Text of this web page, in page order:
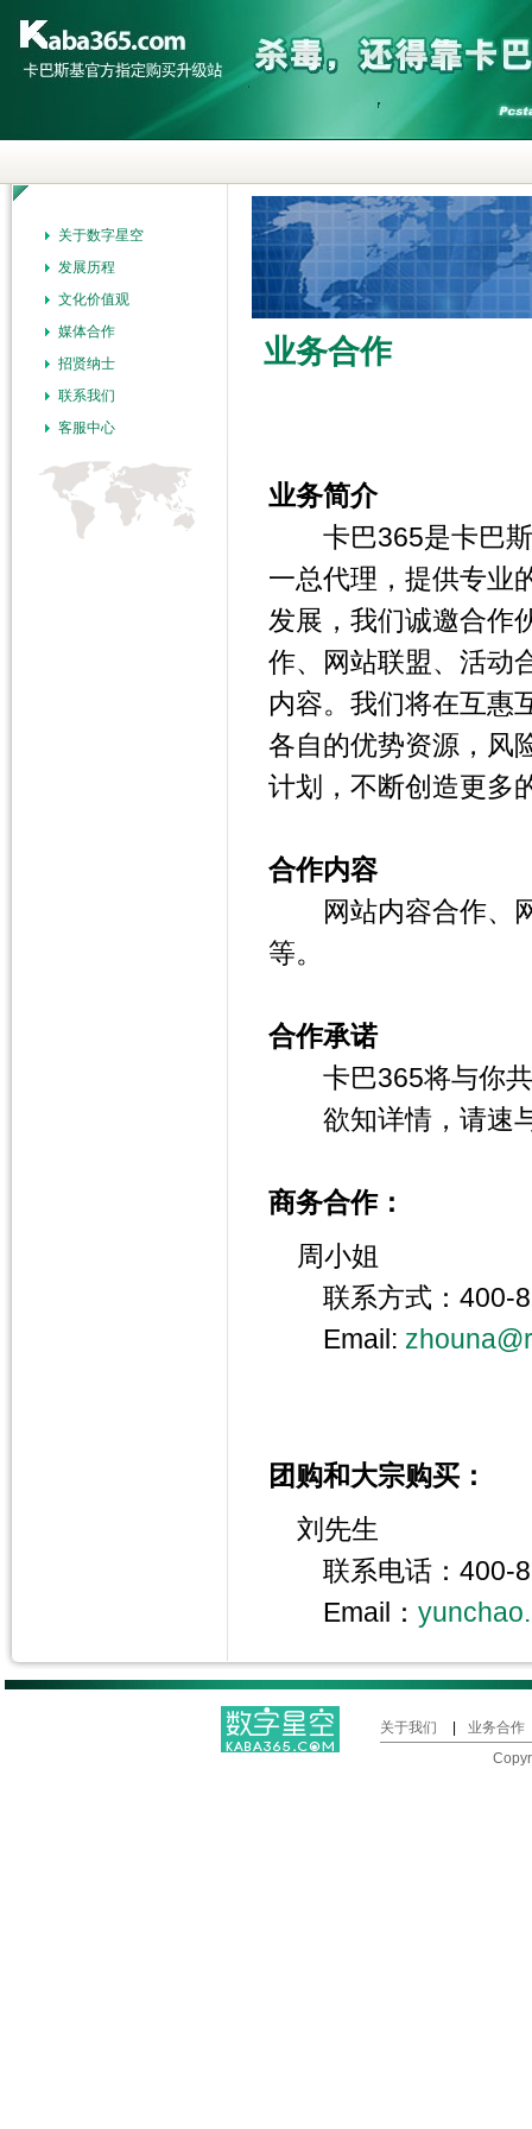
关于数字星空
发展历程
文化价值观
媒体合作
招贤纳士
联系我们
客服中心
业务合作
业务简介
卡巴365是卡巴斯
一总代理，提供专业
发展，我们诚邀合作
作、网站联盟、活动
内容。我们将在互惠
各自的优势资源，风
计划，不断创造更多
合作内容
网站内容合作、网
等。
合作承诺
卡巴365将与你共
欲知详情，请速
商务合作：
周小姐
联系方式：400-
Email:
团购和大宗购买：
刘先生
联系电话：400-
Email：
关于我们
业务合作